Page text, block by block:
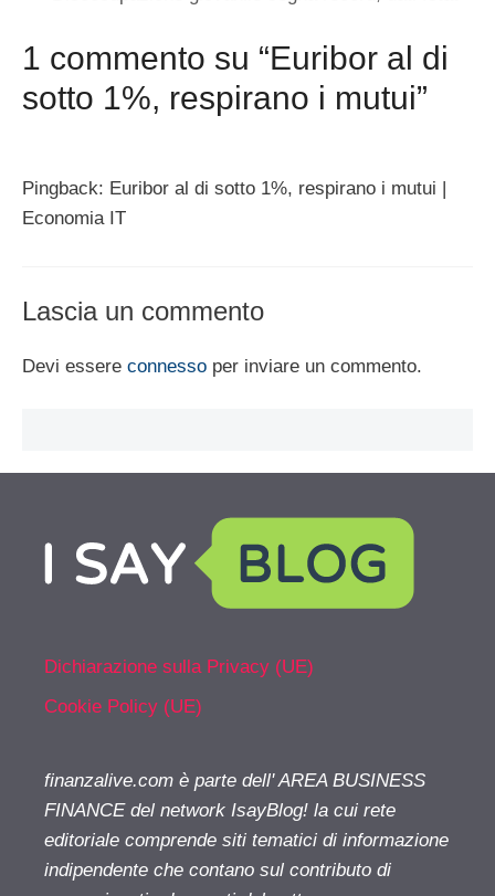
1 commento su “Euribor al di
sotto 1%, respirano i mutui”
Pingback: Euribor al di sotto 1%, respirano i mutui |
Economia IT
Lascia un commento
Devi essere connesso per inviare un commento.
Dichiarazione sulla Privacy (UE)
Cookie Policy (UE)
finanzalive.com è parte dell' AREA BUSINESS
FINANCE del network IsayBlog! la cui rete
editoriale comprende siti tematici di informazione
indipendente che contano sul contributo di